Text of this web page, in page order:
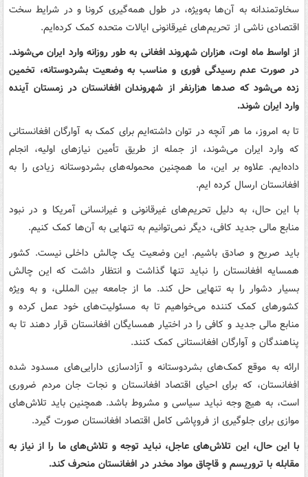
سخاوتمندانه به آن‌ها به‌ویژه، در طول همه‌گیری کرونا و در شرایط سخت
اقتصادی ناشی از تحریم‌های غیرقانونی ایالات متحده کمک کرده‌ایم.
از اواسط ماه اوت، هزاران شهروند افغانی به طور روزانه وارد ایران می‌شوند.
در صورت عدم رسیدگی فوری و مناسب به وضعیت بشردوستانه، تخمین
زده می‌شود که صدها هزارنفر از شهروندان افغانستان در زمستان آینده
وارد ایران شوند.
تا به امروز، ما هر آنچه در توان داشته‌ایم برای کمک به آوارگان افغانستانی
که وارد ایران می‌شوند، از جمله از طریق تأمین نیازهای اولیه، انجام
داده‌ایم. علاوه بر این، ما همچنین محموله‌های بشردوستانه زیادی را به
افغانستان ارسال کرده ایم.
با این حال، به دلیل تحریم‌های غیرقانونی و غیرانسانی آمریکا و در نبود
منابع مالی جدید کافی، دیگر نمی‌توانیم به تنهایی به آن‌ها کمک کنیم.
باید صریح و صادق باشیم. این وضعیت یک چالش داخلی نیست. کشور
همسایه افغانستان را نباید تنها گذاشت و انتظار داشت که این چالش
بسیار دشوار را به تنهایی حل کند. ما از جامعه بین المللی، و به ویژه
کشورهای کمک کننده می‌خواهیم تا به مسئولیت‌های خود عمل کرده و
منابع مالی جدید و کافی را در اختیار همسایگان افغانستان قرار دهند تا به
پناهندگان و آوارگان افغانستانی کمک کنند.
ارائه به موقع کمک‌های بشردوستانه و آزادسازی دارایی‌های مسدود شده
افغانستان، که برای احیای اقتصاد افغانستان و نجات جان مردم ضروری
است، به هیچ وجه نباید سیاسی و مشروط باشد. همچنین باید تلاش‌های
موازی برای جلوگیری از فروپاشی کامل اقتصاد افغانستان صورت گیرد.
با این حال، این تلاش‌های عاجل، نباید توجه و تلاش‌های ما را از نیاز به
مقابله با تروریسم و قاچاق مواد مخدر در افغانستان منحرف کند.